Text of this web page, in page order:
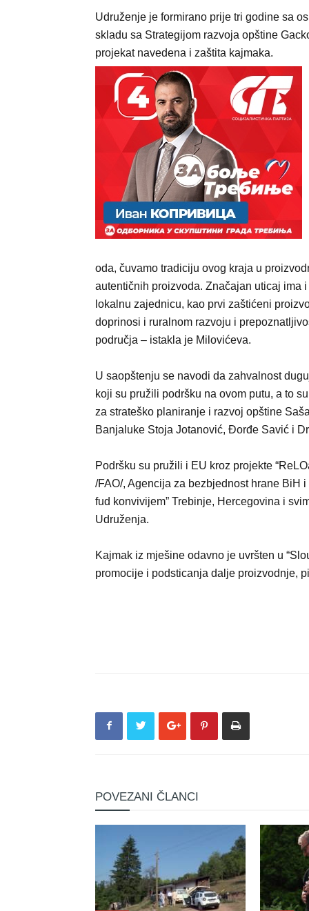
Udruženje je formirano prije tri godine sa
skladu sa Strategijom razvoja opštine
projekat navedena i zaštita kajmaka.
oda, čuvamo tradiciju ovog kraja u
autentičnih proizvoda. Značajan uticaj ima i
lokalnu zajednicu, kao prvi zaštićeni
doprinosi i ruralnom razvoju i
područja – istakla je Milovićeva.
U saopštenju se navodi da zahvalnost
koji su pružili podršku na ovom putu, a to
za strateško planiranje i razvoj opštine
Banjaluke Stoja Jotanović, Đorđe Savić i
Podršku su pružili i EU kroz projekte
/FAO/, Agencija za bezbjednost hrane BiH
fud konvivijem” Trebinje, Hercegovina i
Udruženja.
Kajmak iz mješine odavno je uvršten u
promocije i podsticanja dalje proizvodnje,
POVEZANI ČLANCI